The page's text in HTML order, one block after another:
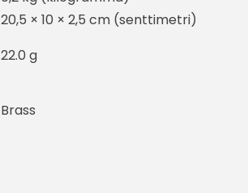
20,5 × 10 × 2,5 cm (senttimetri)
22.0 g
Brass